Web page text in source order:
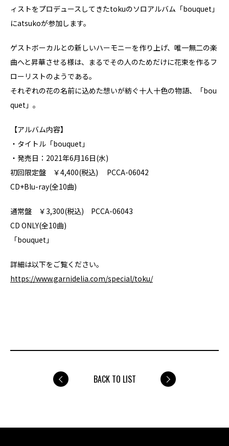
ィストをプロデュースしてきたtokuのソロアルバム「bouquet」
にatsukoが参加します。
ゲストボーカルとの新しいハーモニーを作り上げ、唯一無二の楽
曲へと昇華させる様は、まるでその人のためだけに花束を作るフ
ローリストのようである。
それぞれの花の名前に込めた想いが紡ぐ十人十色の物語、「bou
quet」。
【アルバム内容】
・タイトル「bouquet」
・発売日：2021年6月16日(水)
初回限定盤 ￥4,400(税込) PCCA-06042
CD+Blu-ray(全10曲)
通常盤 ￥3,300(税込) PCCA-06043
CD ONLY(全10曲)
「bouquet」
詳細は以下をご覧ください。
https://www.garnidelia.com/special/toku/
BACK TO LIST